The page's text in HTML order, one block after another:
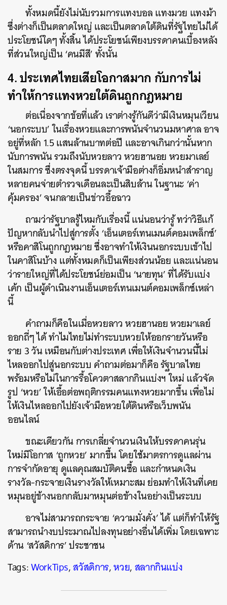
ทั้งหมดนี้ยังไม่นับรวมการแทงบอล แทงมวย แทงม้า
ซึ่งต่างก็เป็นตลาดใหญ่ และเป็นตลาดใต้ดินที่รัฐไทยไม่ได้
ประโยชน์ใดๆ ทั้งสิ้น ได้ประโยชน์เพียงบรรดาคนเบื้องหลัง
ที่ส่วนใหญ่เป็น ‘คนมีสี’ ทั้งนั้น
4. ประเทศไทยเสียโอกาสมาก กับการไม่
ทำให้การแทงหวยใต้ดินถูกกฎหมาย
ต่อเนื่องจากข้อที่แล้ว เราต่างรู้กันดีว่ามีเงินหมุนเวียน
‘นอกระบบ’ ในเรื่องหวยและการพนันจำนวนมหาศาล อาจ
อยู่ที่หลัก 1.5 แสนล้านบาทต่อปี และอาจเกินกว่านั้นหาก
นับการพนัน รวมถึงนับหวยลาว หวยฮานอย หวยมาเลย์
ในสมการ ซึ่งตรงจุดนี้ บรรดาเจ้ามือต่างก็อิ่มหนำสำราญ
หลายคนจ่ายตำรวจเดือนละเป็นสิบล้าน ในฐานะ ‘ค่า
คุ้มครอง’ จนกลายเป็นข่าวอื้อฉาว
ถามว่ารัฐบาลรู้ไหมกับเรื่องนี้ แน่นอนว่ารู้ ทว่าวิธีแก้
ปัญหากลับนำไปสู่การตั้ง ‘เอ็นเตอร์เทนเมนต์คอมเพล็กซ์’
หรือคาสิโนถูกกฎหมาย ซึ่งอาจทำให้เงินนอกระบบเข้าไป
ในคาสิโนบ้าง แต่ทั้งหมดก็เป็นเพียงส่วนน้อย และแน่นอน
ว่ารายใหญ่ที่ได้ประโยชน์ย่อมเป็น ‘นายทุน’ ที่ได้รับแบ่ง
เค้ก เป็นผู้ดำเนินงานเอ็นเตอร์เทนเมนต์คอมเพล็กซ์เหล่า
นี้
คำถามก็คือในเมื่อหวยลาว หวยฮานอย หวยมาเลย์
ออกถี่ๆ ได้ ทำไมไทยไม่ทำระบบหวยให้ออกรายวันหรือ
ราย 3 วัน เหมือนกับต่างประเทศ เพื่อให้เงินจำนวนนี้ไม่
ไหลออกไปสู่นอกระบบ คำถามต่อมาก็คือ รัฐบาลไทย
พร้อมหรือไม่ในการรื้อโควตาสลากกินแบ่งฯ ใหม่ แล้วจัด
รูป ‘หวย’ ให้เอื้อต่อพฤติกรรมคนแทงหวยมากขึ้น เพื่อไม่
ให้เงินไหลออกไปยังเจ้ามือหวยใต้ดินหรือเว็บพนัน
ออนไลน์
ขณะเดียวกัน การเกลี่ยจำนวนเงินให้บรรดาคนรุ่น
ใหม่มีโอกาส ‘ถูกหวย’ มากขึ้น โดยใช้มาตรการดูแลผ่าน
การจำกัดอายุ ดูแลคุณสมบัติคนซื้อ และกำหนดเงิน
รางวัล-กระจายเงินรางวัลให้เหมาะสม ย่อมทำให้เงินที่เคย
หมุนอยู่ข้างนอกกลับมาหมุนต่อข้างในอย่างเป็นระบบ
อาจไม่สามารถกระจาย ‘ความมั่งคั่ง’ ได้ แต่ก็ทำให้รัฐ
สามารถนำงบประมาณไปลงทุนอย่างอื่นได้เพิ่ม โดยเฉพาะ
ด้าน ‘สวัสดิการ’ ประชาชน
Tags:WorkTips,สวัสดิการ,หวย,สลากกินแบ่ง